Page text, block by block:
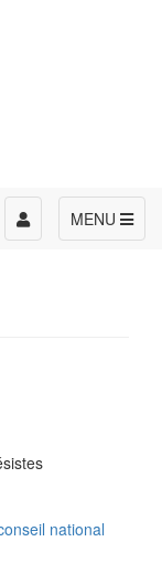
MENU
Toggle
navigation
national